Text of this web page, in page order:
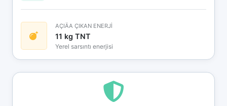
AÇIÄA ÇIKAN ENERJİ
11 kg TNT
Yerel sarsıntı enerjisi